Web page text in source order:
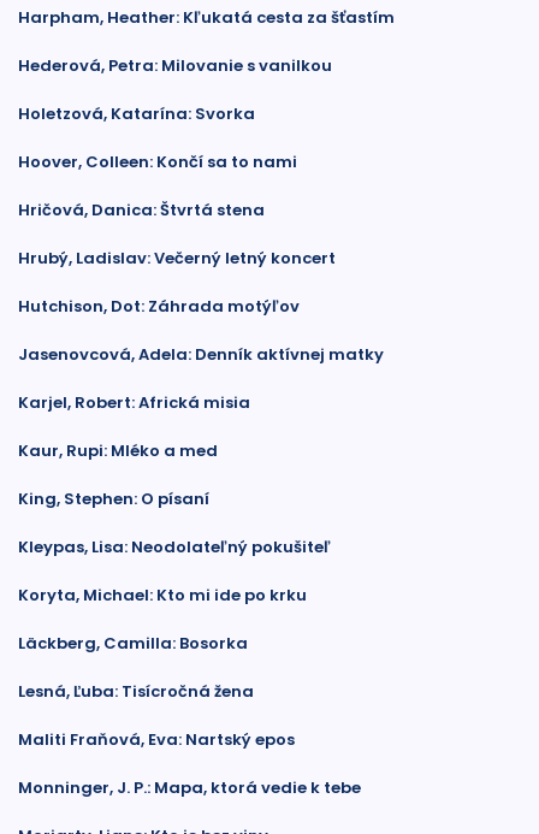
Harpham, Heather: Kľukatá cesta za šťastím
Hederová, Petra: Milovanie s vanilkou
Holetzová, Katarína: Svorka
Hoover, Colleen: Končí sa to nami
Hričová, Danica: Štvrtá stena
Hrubý, Ladislav: Večerný letný koncert
Hutchison, Dot: Záhrada motýľov
Jasenovcová, Adela: Denník aktívnej matky
Karjel, Robert: Africká misia
Kaur, Rupi: Mléko a med
King, Stephen: O písaní
Kleypas, Lisa: Neodolateľný pokušiteľ
Koryta, Michael: Kto mi ide po krku
Läckberg, Camilla: Bosorka
Lesná, Ľuba: Tisícročná žena
Maliti Fraňová, Eva: Nartský epos
Monninger, J. P.: Mapa, ktorá vedie k tebe